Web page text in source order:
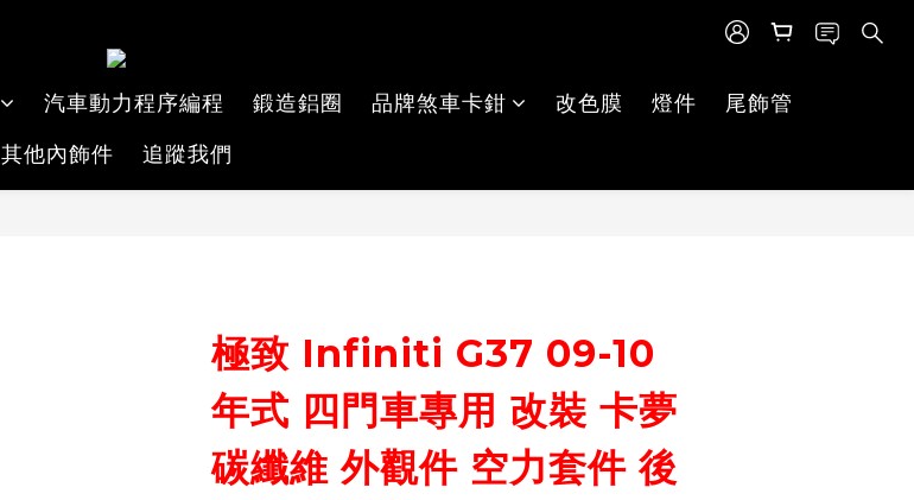
汽車動力程序編程 鍛造鋁圈 品牌煞車卡鉗 改色膜 燈件
尾飾管
其他內飾件
追蹤我們
極致 Infiniti G37 09-10
年式 四門車專用 改裝 卡夢
碳纖維 外觀件 空力套件 後